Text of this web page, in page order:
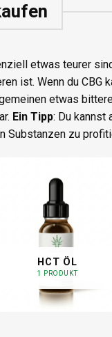
etwas teurer
ist. Wenn du CBG
etwas
Ein Tipp: Du kannst
Substanzen zu
HCT ÖL
1 PRODUKT